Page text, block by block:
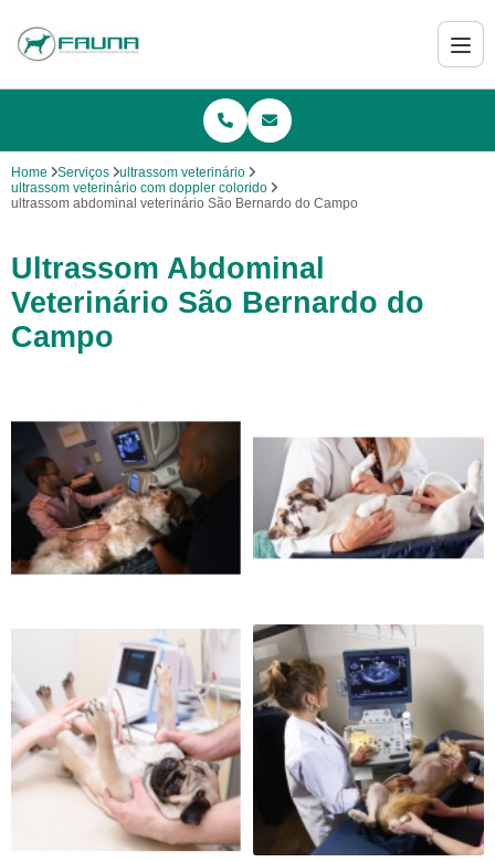
Home Serviços
ultrassom veterinário
ultrassom veterinário com doppler colorido
ultrassom abdominal veterinário São Bernardo do Campo
Ultrassom Abdominal
Veterinário São Bernardo do
Campo